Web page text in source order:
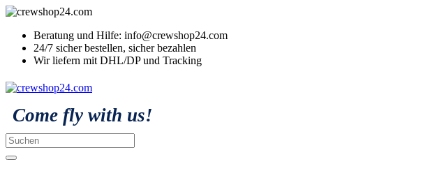
Beratung und Hilfe: info@crewshop24.com
24/7 sicher bestellen, sicher bezahlen
Wir liefern mit DHL/DP und Tracking
Come fly with us!